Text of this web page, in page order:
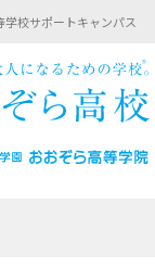
校サポートキャンパス